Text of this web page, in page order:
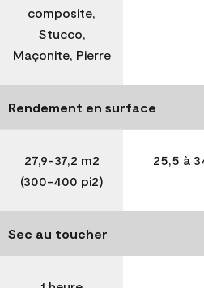
composite,
Stucco,
Maçonite, Pierre
Rendement en surface
27,9-37,2 m2
(300-400 pi2)
25,5 à
Sec au toucher